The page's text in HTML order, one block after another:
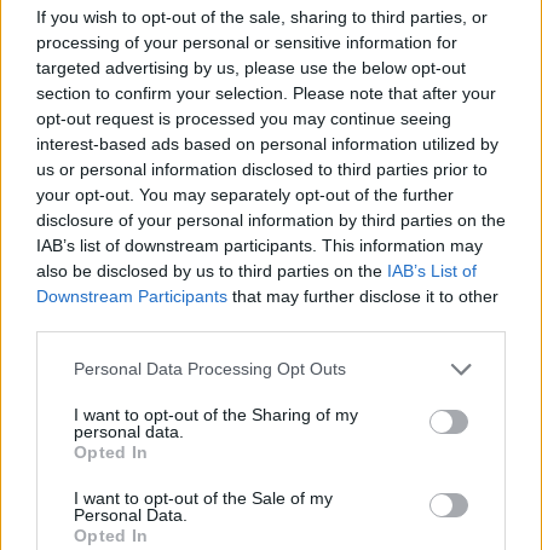
If you wish to opt-out of the sale, sharing to third parties, or
processing of your personal or sensitive information for
targeted advertising by us, please use the below opt-out
section to confirm your selection. Please note that after your
opt-out request is processed you may continue seeing
interest-based ads based on personal information utilized by
us or personal information disclosed to third parties prior to
your opt-out. You may separately opt-out of the further
disclosure of your personal information by third parties on the
IAB’s list of downstream participants. This information may
also be disclosed by us to third parties on the IAB’s List of
Downstream Participants that may further disclose it to other
Please note that this website/app uses one or more Google
not limited to your visit or usage behaviour. You may click to
grant or deny consent to Google and its third-party tags to
use your data for below specified purposes in below Google
consent section.
Personal Data Processing Opt Outs
I want to opt-out of the Sharing of my
personal data.
Opted In
I want to opt-out of the Sale of my
Personal Data.
Opted In
Reparti aeronavali della Guardia di Finanza: controllo del
territorio e contrasto agli illeciti
Francesca Galli · 8 Ago 2026
FINANZA